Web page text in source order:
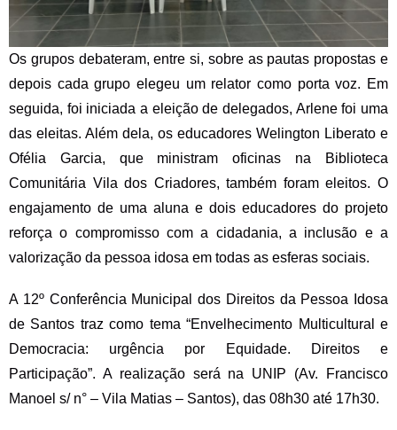
Os grupos debateram, entre si, sobre as pautas propostas e
depois cada grupo elegeu um relator como porta voz. Em
seguida, foi iniciada a eleição de delegados, Arlene foi uma
das eleitas. Além dela, os educadores Welington Liberato e
Ofélia Garcia, que ministram oficinas na Biblioteca
Comunitária Vila dos Criadores, também foram eleitos. O
engajamento de uma aluna e dois educadores do projeto
reforça o compromisso com a cidadania, a inclusão e a
valorização da pessoa idosa em todas as esferas sociais.
A 12º Conferência Municipal dos Direitos da Pessoa Idosa
de Santos traz como tema “Envelhecimento Multicultural e
Democracia: urgência por Equidade. Direitos e
Participação”. A realização será na UNIP (Av. Francisco
Manoel s/ n° – Vila Matias – Santos), das 08h30 até 17h30.